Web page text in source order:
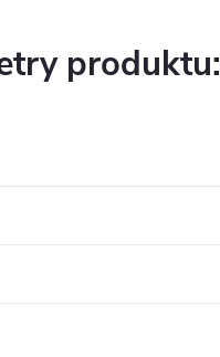
produktu: